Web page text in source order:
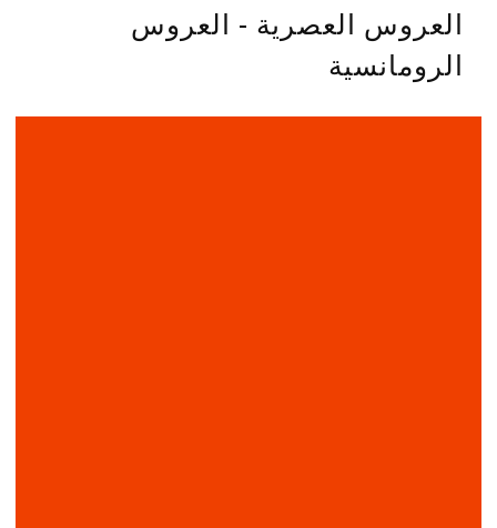
العروس العصرية - العروس
الرومانسية